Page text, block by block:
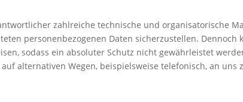
zahlreiche technische und organisatorische
personenbezogenen Daten sicherzustellen. Dennoch
sodass ein absoluter Schutz nicht gewährleistet
alternativen Wegen, beispielsweise telefonisch, an uns